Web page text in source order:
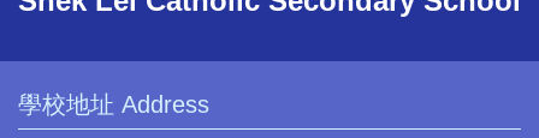
學校地址 Address